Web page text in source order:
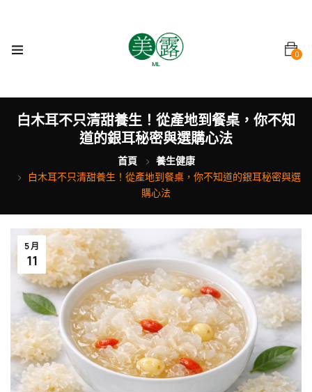
0
白木耳不只清甜養生！從產地到餐桌，你不知
道的銀耳秘密與選購心法
首頁
養生健康
白木耳不只清甜養生！從產地到餐桌，你不知道的銀耳秘密與選
購心法
5 月
11